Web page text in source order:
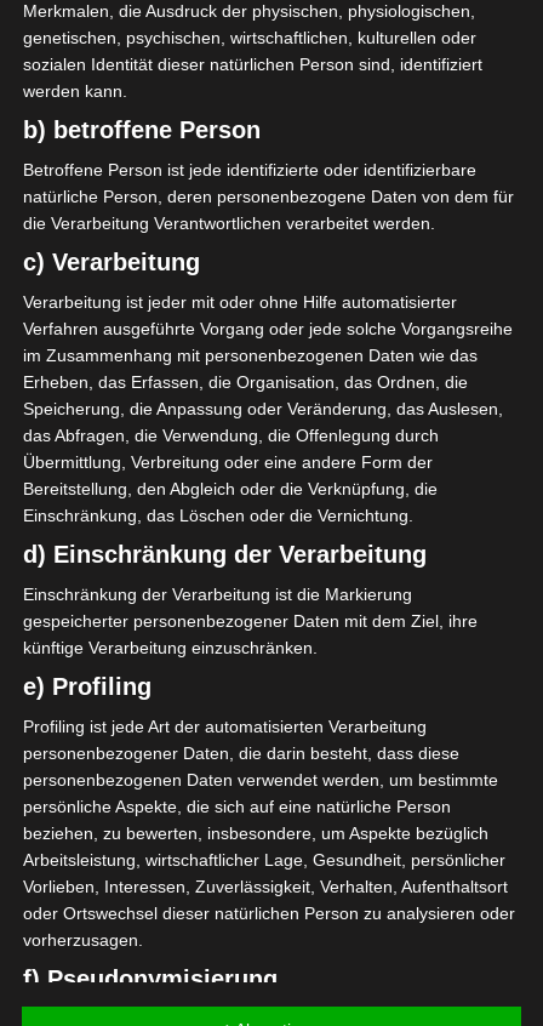
Union Sportive de
Tataouine (UST) 0
Stade olympique de Gafsa
Tor
A. Ajmani
63'
Tor
A. Omrani
90'
AUFSTELLUNGEN
El Gawafel Sportives de Gafsa (EGSG)
O A. Ajmani
O A. Omrani 90'
Club Sportif Sfaxien (CSS) – Olympique de Béjà (O
B)
Merkmalen, die Ausdruck der physischen, physiologischen,
genetischen, psychischen, wirtschaftlichen, kulturellen oder
sozialen Identität dieser natürlichen Person sind, identifiziert
werden kann.
b) betroffene Person
Betroffene Person ist jede identifizierte oder identifizierbare
natürliche Person, deren personenbezogene Daten von dem für
die Verarbeitung Verantwortlichen verarbeitet werden.
c) Verarbeitung
Verarbeitung ist jeder mit oder ohne Hilfe automatisierter
Verfahren ausgeführte Vorgang oder jede solche Vorgangsreihe
im Zusammenhang mit personenbezogenen Daten wie das
Erheben, das Erfassen, die Organisation, das Ordnen, die
Speicherung, die Anpassung oder Veränderung, das Auslesen,
das Abfragen, die Verwendung, die Offenlegung durch
Übermittlung, Verbreitung oder eine andere Form der
Bereitstellung, den Abgleich oder die Verknüpfung, die
Einschränkung, das Löschen oder die Vernichtung.
d) Einschränkung der Verarbeitung
Einschränkung der Verarbeitung ist die Markierung
gespeicherter personenbezogener Daten mit dem Ziel, ihre
künftige Verarbeitung einzuschränken.
e) Profiling
Profiling ist jede Art der automatisierten Verarbeitung
personenbezogener Daten, die darin besteht, dass diese
personenbezogenen Daten verwendet werden, um bestimmte
persönliche Aspekte, die sich auf eine natürliche Person
beziehen, zu bewerten, insbesondere, um Aspekte bezüglich
Arbeitsleistung, wirtschaftlicher Lage, Gesundheit, persönlicher
Vorlieben, Interessen, Zuverlässigkeit, Verhalten, Aufenthaltsort
oder Ortswechsel dieser natürlichen Person zu analysieren oder
vorherzusagen.
f) Pseudonymisierung
Pseudonymisierung ist die Verarbeitung personenbezogener